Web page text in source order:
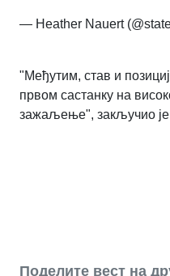
— Heather Nauert
"Међутим, став и
првом састанку на
зажаљење", закључио је
Поделите вест на